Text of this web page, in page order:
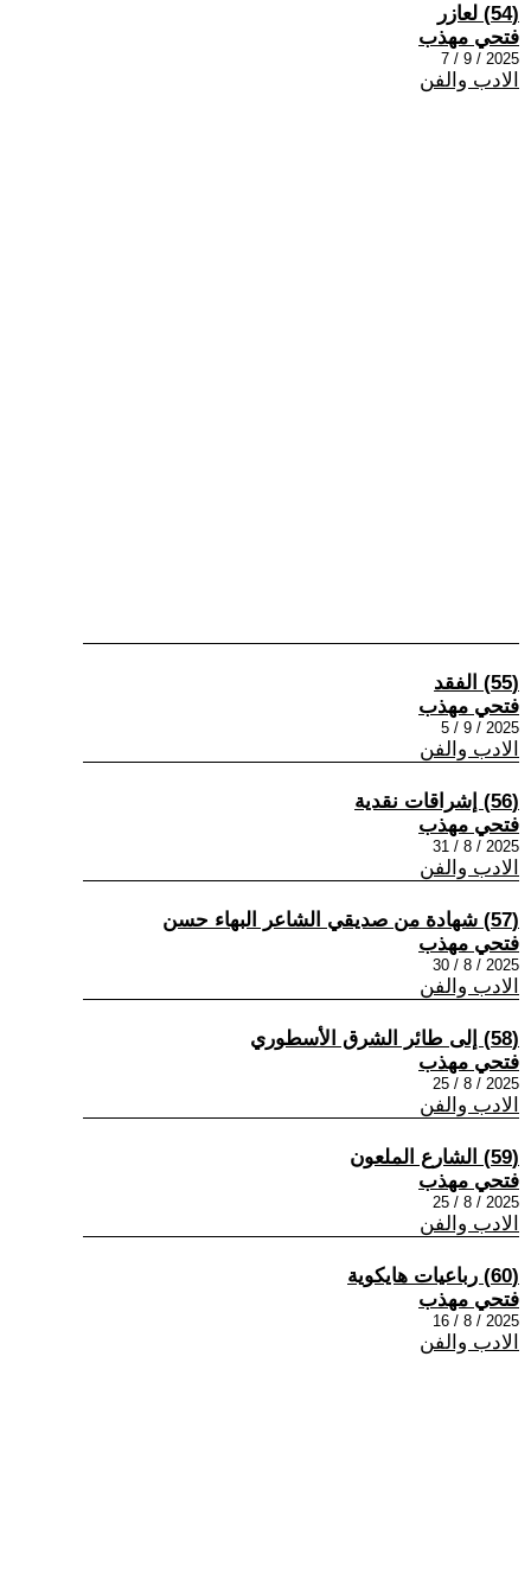
(54) لعازر
فتحي مهذب
2025 / 9 / 7
الادب والفن
(55) الفقد
فتحي مهذب
2025 / 9 / 5
الادب والفن
(56) إشراقات نقدية
فتحي مهذب
2025 / 8 / 31
الادب والفن
(57) شهادة من صديقي الشاعر البهاء حسن
فتحي مهذب
2025 / 8 / 30
الادب والفن
(58) إلى طائر الشرق الأسطوري
فتحي مهذب
2025 / 8 / 25
الادب والفن
(59) الشارع الملعون
فتحي مهذب
2025 / 8 / 25
الادب والفن
(60) رباعيات هايكوية
فتحي مهذب
2025 / 8 / 16
الادب والفن